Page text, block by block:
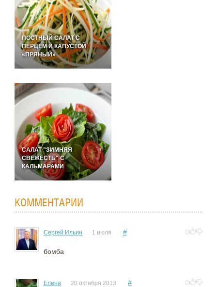
ПОСТНЫЙ САЛАТ С
ПЕРЦЕМ И КАПУСТОЙ
«ПРЯНЫЙ»
САЛАТ "ЗИМНЯЯ
СВЕЖЕСТЬ" С
КАЛЬМАРАМИ
КОММЕНТАРИИ
Сергей Ильин 1 июля # 0
бомба
Елена 20 октября 2013 # 0